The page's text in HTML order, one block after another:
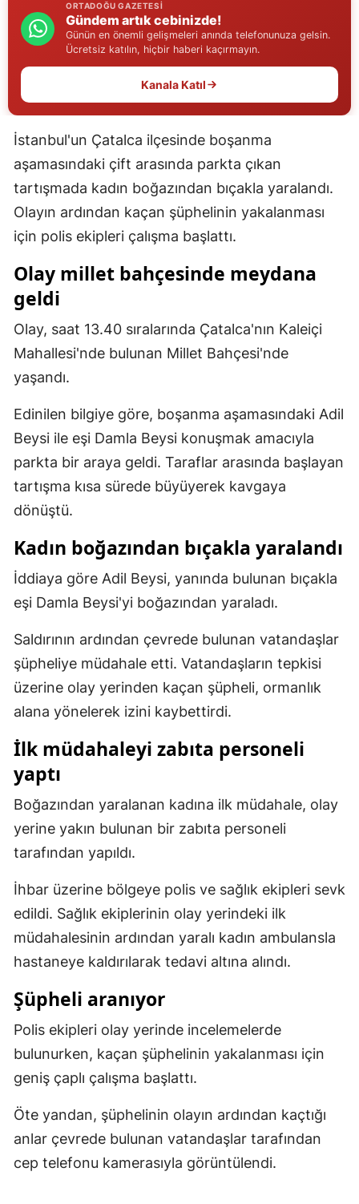
Erzincan
Erzurum
Gaziantep
Giresun
Gümüşhane
Hakkari
Mersin
İstanbul
Kars
Kastamonu
Kayseri
Kırşehir
Kocaeli
Kütahya
Malatya
Manisa
Kahramanmaraş
Muğla
Nevşehir
Niğde
Samsun
Siirt
Sinop
Sivas
ORTADOĞU GAZETESI
Gündem artık cebinizde!
Günün en önemli gelişmeleri anında telefonunuza gelsin.
Ücretsiz katılın, hiçbir haberi kaçırmayın.
Kanala Katıl
İstanbul'un Çatalca ilçesinde boşanma
aşamasındaki çift arasında parkta çıkan
tartışmada kadın boğazından bıçakla yaralandı.
Olayın ardından kaçan şüphelinin yakalanması
için polis ekipleri çalışma başlattı.
Olay millet bahçesinde meydana
geldi
Olay, saat 13.40 sıralarında Çatalca'nın Kaleiçi
Mahallesi'nde bulunan Millet Bahçesi'nde
yaşandı.
Edinilen bilgiye göre, boşanma aşamasındaki Adil
Beysi ile eşi Damla Beysi konuşmak amacıyla
parkta bir araya geldi. Taraflar arasında başlayan
tartışma kısa sürede büyüyerek kavgaya
dönüştü.
Kadın boğazından bıçakla yaralandı
İddiaya göre Adil Beysi, yanında bulunan bıçakla
eşi Damla Beysi'yi boğazından yaraladı.
Saldırının ardından çevrede bulunan vatandaşlar
şüpheliye müdahale etti. Vatandaşların tepkisi
üzerine olay yerinden kaçan şüpheli, ormanlık
alana yönelerek izini kaybettirdi.
İlk müdahaleyi zabıta personeli
yaptı
Boğazından yaralanan kadına ilk müdahale, olay
yerine yakın bulunan bir zabıta personeli
tarafından yapıldı.
İhbar üzerine bölgeye polis ve sağlık ekipleri sevk
edildi. Sağlık ekiplerinin olay yerindeki ilk
müdahalesinin ardından yaralı kadın ambulansla
hastaneye kaldırılarak tedavi altına alındı.
Şüpheli aranıyor
Polis ekipleri olay yerinde incelemelerde
bulunurken, kaçan şüphelinin yakalanması için
geniş çaplı çalışma başlattı.
Öte yandan, şüphelinin olayın ardından kaçtığı
anlar çevrede bulunan vatandaşlar tarafından
cep telefonu kamerasıyla görüntülendi.